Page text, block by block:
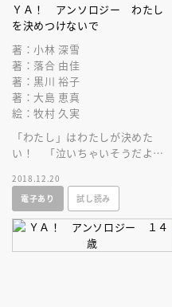
ＹＡ！ アンソロジー わたし
を決めつけないで
著：小林 深雪
著：落合 由佳
著：黒川 裕子
著：大島 恵真
絵：牧村 久実
「わたし」はわたしが決めた
い！ 「泣いちゃいそうだよ」
人賞作家によるアンソロジ
ー！ 絵・牧村久実
2018.12.20
電子あり
試し読み